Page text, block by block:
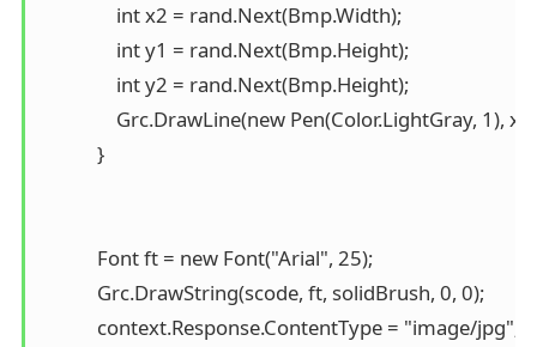
                int x2 = rand.Next(Bmp.Width);
                int y1 = rand.Next(Bmp.Height);
                int y2 = rand.Next(Bmp.Height);
Grc.DrawLine(new Pen(Color.LightGray, 1),
            }
            Font ft = new Font("Arial", 25);
            Grc.DrawString(scode, ft, solidBrush, 0, 0);
            context.Response.ContentType = "image/jpg";